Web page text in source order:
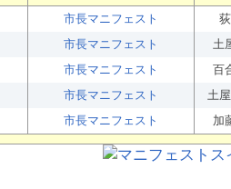
市長マニフェスト
市長マニフェスト 土
市長マニフェスト 百
市長マニフェスト 土
市長マニフェスト 加